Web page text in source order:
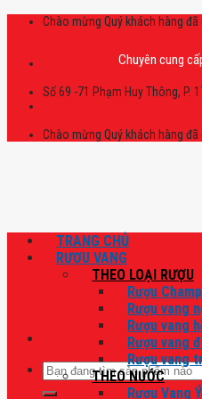
Skip
Chào mừng Quý khách hàng đã
Chuyên cung cấp
Số 69 -71 Phạm Huy Thông, P.
Chào mừng Quý khách hàng đã
Tìm
kiếm:
TRANG CHỦ
RƯỢU VANG
THEO LOẠI RƯỢU
Rượu
Rượu vang
Rượu vang
Rượu vang
Rượu vang
THEO NƯỚC
Rượu Vang Ý